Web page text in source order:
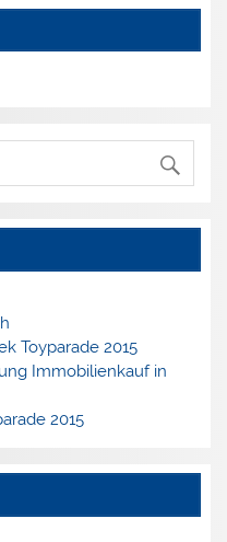
Toyparade 2015
Immobilienkauf in
2015